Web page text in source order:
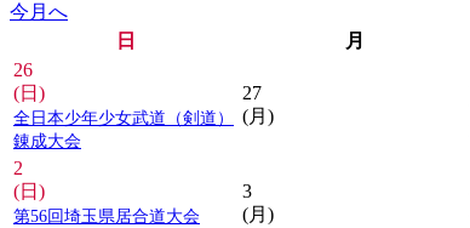
今月へ
日
月
26
(日)
全日本少年少女武道（剣道）
錬成大会
27
(月)
2
(日)
第56回埼玉県居合道大会
3
(月)